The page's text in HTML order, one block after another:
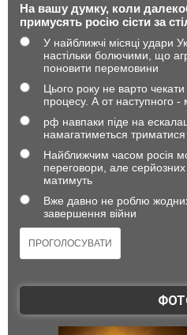
На вашу думку, коли
примусять росію сісти за
У найближчі місяці удари
настільки болючими, що
поновити перемовини
Цього року не варто
процесу. А от наступного -
рф навпаки піде на
намагатиметься
Найближчим часом росія
переговори, але серйозних
матимуть
Вже давно не роблю
завершення війни